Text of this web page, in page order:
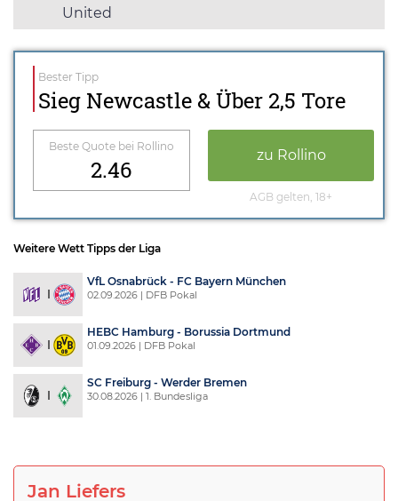
United
Bester Tipp
Sieg Newcastle & Über 2,5 Tore
Beste Quote bei Rollino
2.46
zu Rollino
AGB gelten, 18+
Weitere Wett Tipps der Liga
VfL Osnabrück - FC Bayern München
02.09.2026 | DFB Pokal
HEBC Hamburg - Borussia Dortmund
01.09.2026 | DFB Pokal
SC Freiburg - Werder Bremen
30.08.2026 | 1. Bundesliga
Jan Liefers